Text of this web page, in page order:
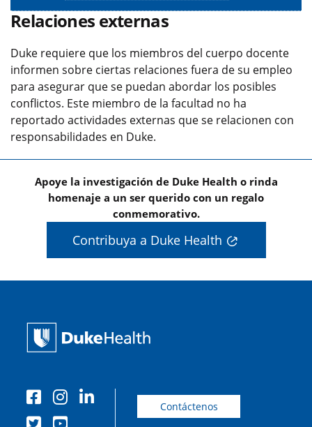
Relaciones externas
Duke requiere que los miembros del cuerpo docente
informen sobre ciertas relaciones fuera de su empleo
para asegurar que se puedan abordar los posibles
conflictos. Este miembro de la facultad no ha
reportado actividades externas que se relacionen con
responsabilidades en Duke.
Apoye la investigación de Duke Health o rinda
homenaje a un ser querido con un regalo
conmemorativo.
Contribuya a Duke Health
Contáctenos